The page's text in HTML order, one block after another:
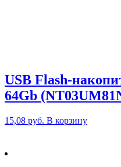
USB Flash-
64Gb
15,08 руб. В корзину